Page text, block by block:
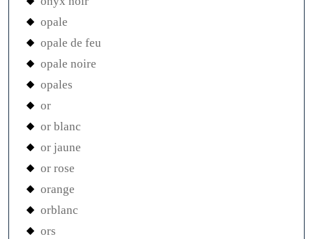
opale
opale de feu
opale noire
opales
or
or blanc
or jaune
or rose
orange
orblanc
ors